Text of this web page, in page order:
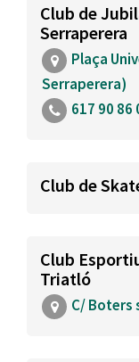
Club de
Serraperera
Plaça
Serraperera)
617 90 86
Club de
Club
Triatló
C/ Boters